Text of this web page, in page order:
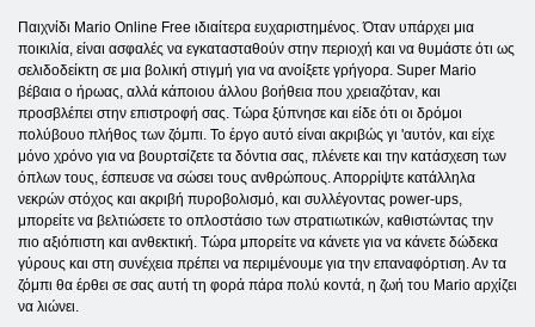
Παιχνίδι Mario Online Free ιδιαίτερα ευχαριστημένος. Όταν υπάρχει μια
ποικιλία, είναι ασφαλές να εγκατασταθούν στην περιοχή και να θυμάστε ότι ως
σελιδοδείκτη σε μια βολική στιγμή για να ανοίξετε γρήγορα. Super Mario
βέβαια ο ήρωας, αλλά κάποιου άλλου βοήθεια που χρειαζόταν, και
προσβλέπει στην επιστροφή σας. Τώρα ξύπνησε και είδε ότι οι δρόμοι
πολύβουο πλήθος των ζόμπι. Το έργο αυτό είναι ακριβώς γι 'αυτόν, και είχε
μόνο χρόνο για να βουρτσίζετε τα δόντια σας, πλένετε και την κατάσχεση των
όπλων τους, έσπευσε να σώσει τους ανθρώπους. Απορρίψτε κατάλληλα
νεκρών στόχος και ακριβή πυροβολισμό, και συλλέγοντας power-ups,
μπορείτε να βελτιώσετε το οπλοστάσιο των στρατιωτικών, καθιστώντας την
πιο αξιόπιστη και ανθεκτική. Τώρα μπορείτε να κάνετε για να κάνετε δώδεκα
γύρους και στη συνέχεια πρέπει να περιμένουμε για την επαναφόρτιση. Αν τα
ζόμπι θα έρθει σε σας αυτή τη φορά πάρα πολύ κοντά, η ζωή του Mario αρχίζει
να λιώνει.